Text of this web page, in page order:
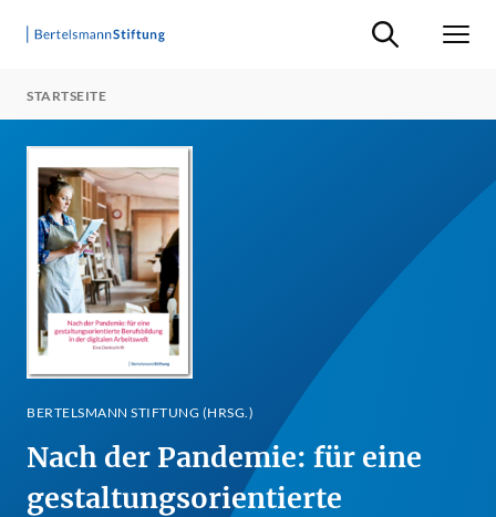
Suche ein-/
STARTSEITE
BERTELSMANN STIFTUNG (HRSG.)
Nach der Pandemie: für eine
gestaltungsorientierte